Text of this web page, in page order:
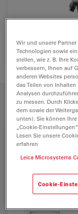
Wir und unsere
Technologien sowie
stellen, wie z. B. Ihre
verbessern, Ihnen auf
anderen Websites
das Teilen von
Analysen
zu messen. Durch
dem sowie der
unten). Sie können
„Cookie-
Lesen Sie unsere
erfahren
Leica Microsystems
Cookie-